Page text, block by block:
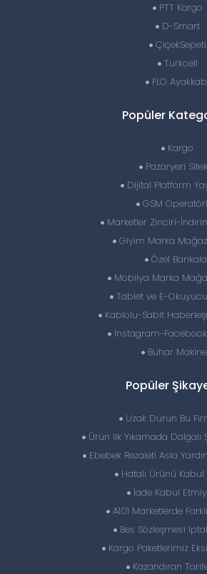
PTT Kargo
D-Smart
ÇiçekSepeti
Turkcell
FLO
Popüler
Kargo
Pazaryeri
Dijital Platform
GSM
Marketler Zinciri-
Giyim Marka
Özel
Mobilya Marka
Tablet ve E-
Kablolu-Sabit
İnstagram-Facebook
Buhar
Popüler
Uzak Durun Bu
Ürün Ilk Yıkamada Dalgalı
Ebebek Rezaleti Asla
Hatalı Ürünü Kabul
İade Kabul
A101 Marketlerde
Bes Sözleşmesi
Kargo Paketlerimiz
Kazandıran